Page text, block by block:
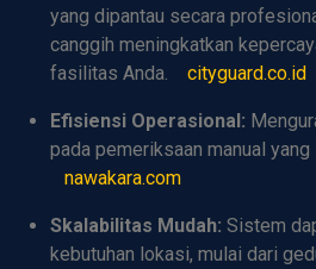
yang dipantau secara
canggih meningkatkan
fasilitas Anda.
cityguard.co.id
Efisiensi Operasional:
pada pemeriksaan manual
nawakara.com
Skalabilitas Mudah: Sistem
kebutuhan lokasi, mulai dari